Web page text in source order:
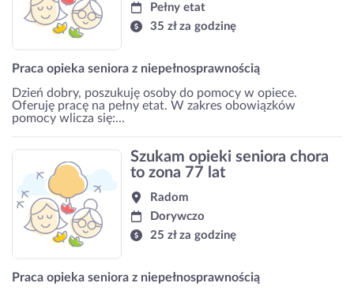
Pełny etat
35 zł za godzinę
Praca opieka seniora z niepełnosprawnością
Dzień dobry, poszukuję osoby do pomocy w opiece.
Oferuję pracę na pełny etat. W zakres obowiązków
pomocy wlicza się:...
Szukam opieki seniora chora
to zona 77 lat
Radom
Dorywczo
25 zł za godzinę
Praca opieka seniora z niepełnosprawnością